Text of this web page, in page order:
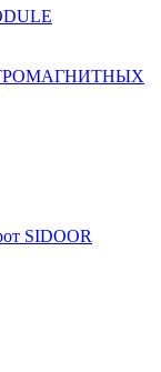
SIDOOR